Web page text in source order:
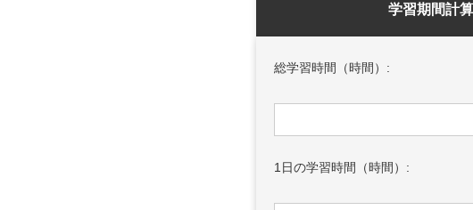
学習期間計
総学習時間（時間）:
1日の学習時間（時間）: